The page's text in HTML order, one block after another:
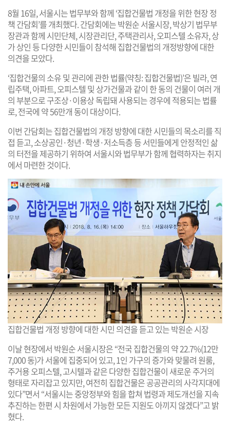
8월 16일, 서울시는 법무부와 함께 ‘집합건물법 개정을 위한 현장 정
책 간담회’를 개최했다. 간담회에는 박원순 서울시장, 박상기 법무부
장관과 함께 시민단체, 시장관리단, 주택관리사, 오피스텔 소유자, 상
가 상인 등 다양한 시민들이 참석해 집합건물법의 개정방향에 대한
의견을 모았다.
‘집합건물의 소유 및 관리에 관한 법률(약칭: 집합건물법)’은 빌라, 연
립주택, 아파트, 오피스텔 및 상가건물과 같이 한 동의 건물이 여러 개
의 부분으로 구조상·이용상 독립돼 사용되는 경우에 적용되는 법률
로, 전국에 약 56만개 동이 대상이다.
이번 간담회는 집합건물법의 개정 방향에 대한 시민들의 목소리를 직
접 듣고, 소상공인·청년·학생·저소득층 등 서민들에게 안정적인 삶
의 터전을 제공하기 위하여 서울시와 법무부가 함께 협력하자는 취지
에서 마련한 것이다.
집합건물법 개정 방향에 대한 시민 의견을 듣고 있는 박원순 시장
이날 현장에서 박원순 서울시장은 “전국 집합건물의 약 22.7%(12만
7,000 동)가 서울에 집중되어 있고, 1인 가구의 증가와 맞물려 원룸,
주거용 오피스텔, 고시텔과 같은 다양한 집합건물이 새로운 주거의
형태로 자리잡고 있지만, 여전히 집합건물은 공공관리의 사각지대에
있다”면서 “서울시는 중앙정부와 힘을 합쳐 법령과 제도개선을 지속
추진하는 한편 시 차원에서 가능한 모든 지원도 아끼지 않겠다”고 밝
혔다.